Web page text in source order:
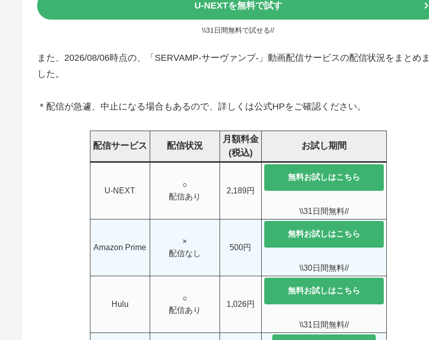
U-NEXTを無料で試す
\\31日間無料で試せる//
また、2026/08/06時点の、「SERVAMP-サーヴァンプ-」動画配信サービスの配信状況をまとめま
した。
＊配信が急遽、中止になる場合もあるので、詳しくは公式HPをご確認ください。
配信サービス 配信状況
月額料金
(税込)
お試し期間
U-NEXT
○
配信あり
2,189円
無料お試しはこちら
\\31日間無料//
Amazon Prime
×
配信なし
500円
無料お試しはこちら
\\30日間無料//
Hulu
○
配信あり
1,026円
無料お試しはこちら
\\31日間無料//